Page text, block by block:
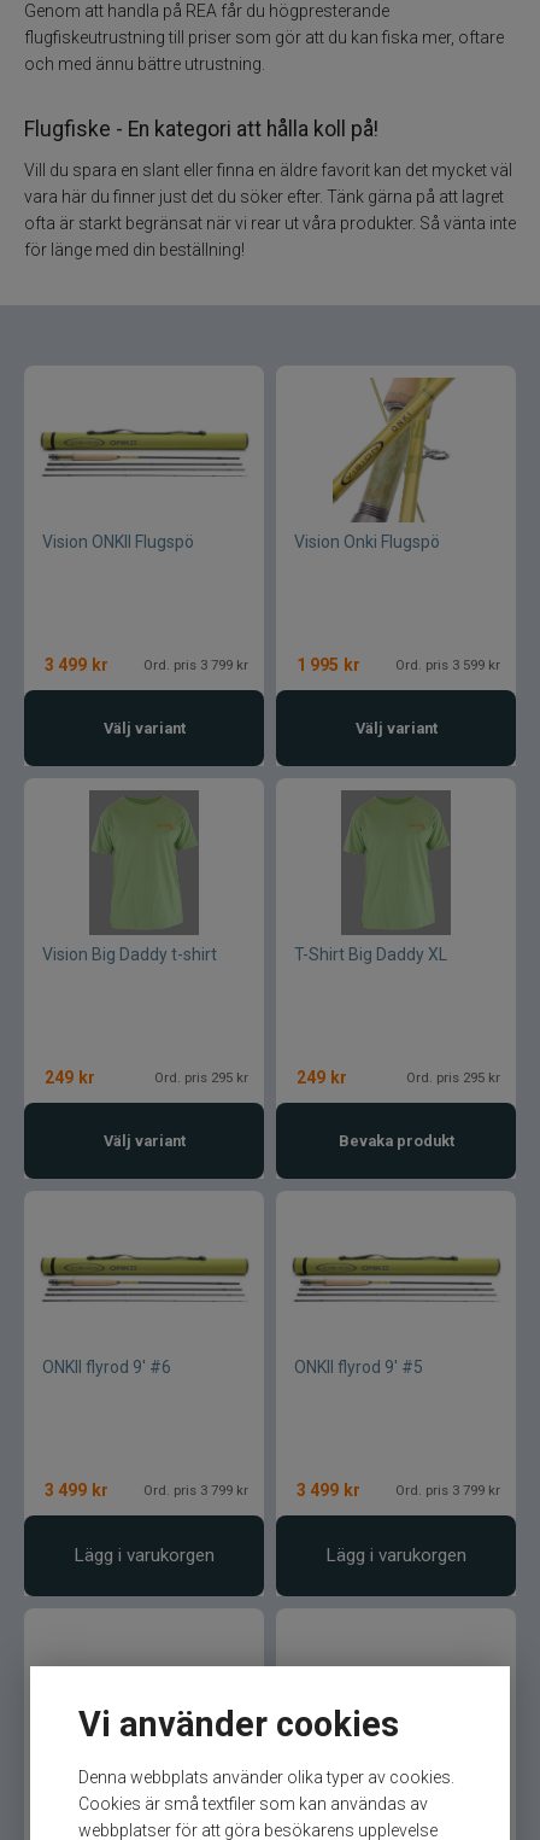
Vi använder cookies
Denna webbplats använder olika typer av cookies.
Cookies är små textfiler som kan användas av
webbplatser för att göra besökarens upplevelse
Vinterfiske
Trolling
Specimenfiske
Genom att handla på REA får du högpresterande
flugfiskeutrustning till priser som gör att du kan fiska mer, oftare
och med ännu bättre utrustning.
Flugfiske - En kategori att hålla koll på!
Vill du spara en slant eller finna en äldre favorit kan det mycket väl
vara här du finner just det du söker efter. Tänk gärna på att lagret
ofta är starkt begränsat när vi rear ut våra produkter. Så vänta inte
för länge med din beställning!
Vision ONKII Flugspö
3 499 kr Ord. pris 3 799 kr
Välj variant
Vision Onki Flugspö
1 995 kr Ord. pris 3 599 kr
Välj variant
Vision Big Daddy t-shirt
249 kr Ord. pris 295 kr
Välj variant
T-Shirt Big Daddy XL
249 kr Ord. pris 295 kr
Bevaka produkt
ONKII flyrod 9' #6
3 499 kr Ord. pris 3 799 kr
Lägg i varukorgen
ONKII flyrod 9' #5
3 499 kr Ord. pris 3 799 kr
Lägg i varukorgen
ONKII flyrod 8' #4 ONKII flyrod 7'6" #3